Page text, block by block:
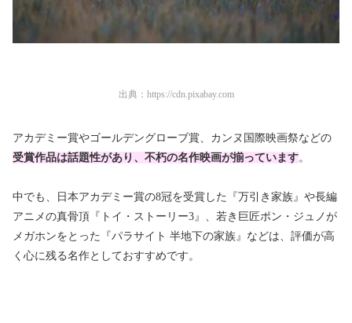
出典： https://cdn.pixabay.com
アカデミー賞やゴールデングローブ賞、カンヌ国際映画祭などの
受賞作品は話題性があり、不朽の名作映画が揃っています。
中でも、日本アカデミー賞の8冠を受賞した『万引き家族』や長編
アニメの真骨頂『トイ・ストーリー3』、若き巨匠ポン・ジュノが
メガホンをとった『パラサイト 半地下の家族』などは、評価が高
く心に残る名作としておすすめです。